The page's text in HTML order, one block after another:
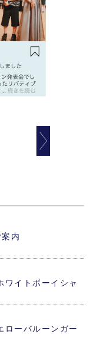
内
ワイトボーイシャ
ローバルーンガー